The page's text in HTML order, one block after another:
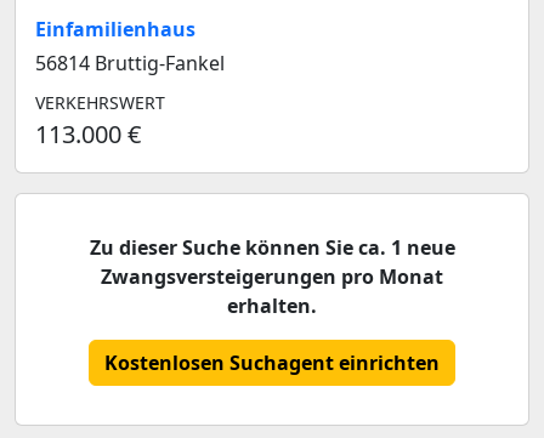
Einfamilienhaus
56814 Bruttig-Fankel
VERKEHRSWERT
113.000 €
Zu dieser Suche können Sie ca. 1 neue
Zwangsversteigerungen pro Monat
erhalten.
Kostenlosen Suchagent einrichten